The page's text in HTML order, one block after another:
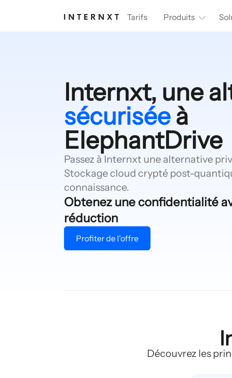
Tarifs Produits
Internxt, une
sécuriséeà
ElephantDrive
Passez à Internxt une alternative
Stockage cloud crypté post-
connaissance.
Obtenez une confidentialité
réduction
Profiter de l'offre
Découvrez les